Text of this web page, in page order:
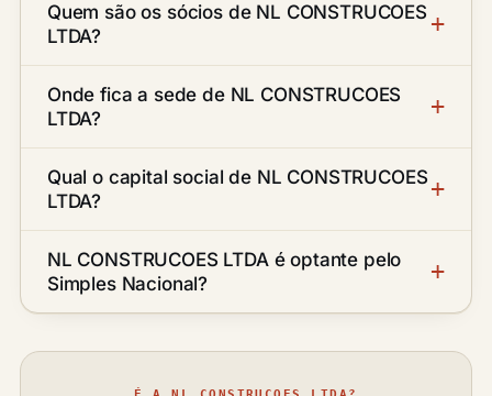
Quem são os sócios de NL CONSTRUCOES
LTDA?
Onde fica a sede de NL CONSTRUCOES
LTDA?
Qual o capital social de NL CONSTRUCOES
LTDA?
NL CONSTRUCOES LTDA é optante pelo
Simples Nacional?